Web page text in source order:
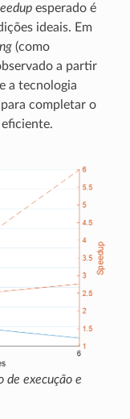
esperado é
ideais. Em
(como
a partir
a tecnologia
completar o
de execução e